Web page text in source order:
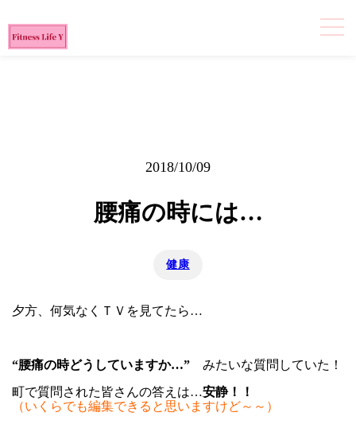
2018/10/09
腰痛の時には…
健康
夕方、何気なくＴＶを見てたら…
“腰痛の時どうしていますか…” みたいな質問していた！
町で質問された皆さんの答えは…安静！！
（いくらでも編集できると思いますけど～～）